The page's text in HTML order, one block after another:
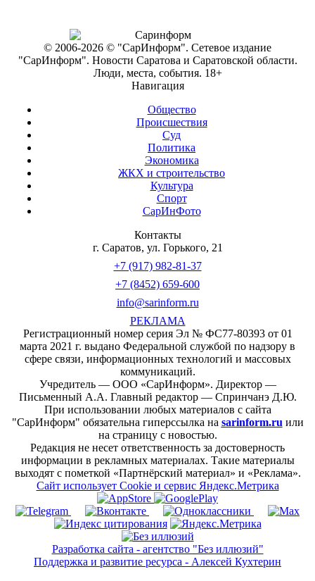
© 2006-2026 © "СарИнформ". Сетевое издание
"СарИнформ". Новости Саратова и Саратовской области.
Люди, места, события. 18+
Навигация
Общество
Происшествия
Суд
Политика
Экономика
ЖКХ и строительство
Культура
Спорт
СарИнФото
Контакты
г. Саратов, ул. Горького, 21
+7 (917) 982-81-37
+7 (8452) 659-600
info@sarinform.ru
РЕКЛАМА
Регистрационный номер серия Эл № ФС77-80393 от 01
марта 2021 г. выдано Федеральной службой по надзору в
сфере связи, информационных технологий и массовых
коммуникаций.
Учредитель — ООО «СарИнформ». Директор —
Письменный А.А. Главный редактор — Спринчанэ Д.Ю.
При использовании любых материалов с сайта
"СарИнформ" обязательна гиперссылка на sarinform.ru или
на страницу с новостью.
Редакция не несет ответственность за достоверность
информации в рекламных материалах. Такие материалы
выходят с пометкой «Партнёрский материал» и «Реклама».
Сайт использует Cookie и сервиc Яндекс.Метрика
Разработка сайта - агентство "Без иллюзий"
Поддержка и развитие ресурса - Алексей Кухтерин